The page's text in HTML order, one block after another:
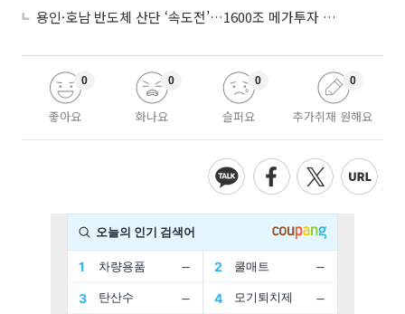
용인·호남 반도체 산단 ‘속도전’…1600조 메가투자 이행 총력
좋아요
0
화나요
0
슬퍼요
0
추가취재 원해요
0